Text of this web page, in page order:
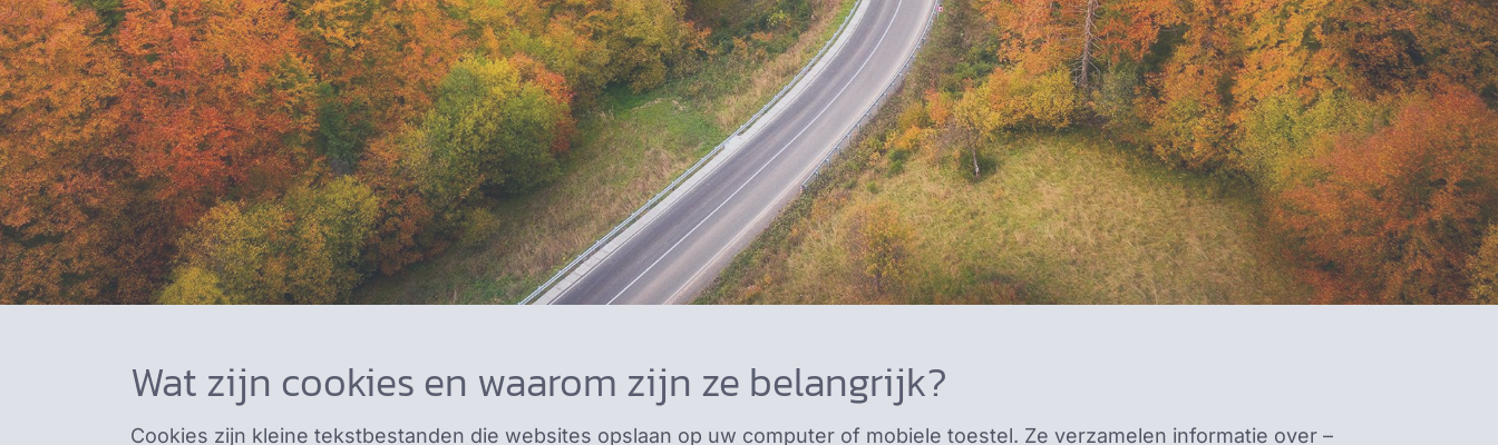
Wat zijn cookies en waarom zijn ze belangrijk?
Cookies zijn kleine tekstbestanden die websites opslaan op uw computer of mobiele toestel. Ze verzamelen informatie over –